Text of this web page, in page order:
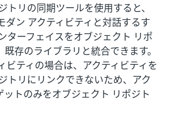
トリの同期ツールを使用すると、
ン アクティビティと対話するす
ターフェイスをオブジェクト リポ
存のライブラリと統合できます。
ビティの場合は、アクティビティを
トリにリンクできないため、アク
ットのみをオブジェクト リポジト